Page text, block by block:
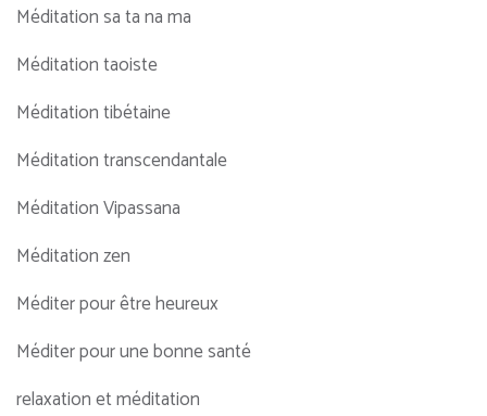
Méditation sa ta na ma
Méditation taoiste
Méditation tibétaine
Méditation transcendantale
Méditation Vipassana
Méditation zen
Méditer pour être heureux
Méditer pour une bonne santé
relaxation et méditation